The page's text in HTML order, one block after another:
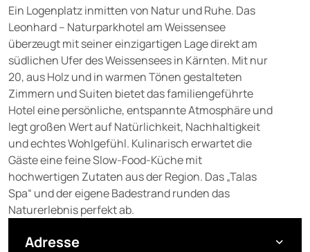
Ein Logenplatz inmitten von Natur und Ruhe. Das
Leonhard – Naturparkhotel am Weissensee
überzeugt mit seiner einzigartigen Lage direkt am
südlichen Ufer des Weissensees in Kärnten. Mit nur
20, aus Holz und in warmen Tönen gestalteten
Zimmern und Suiten bietet das familiengeführte
Hotel eine persönliche, entspannte Atmosphäre und
legt großen Wert auf Natürlichkeit, Nachhaltigkeit
und echtes Wohlgefühl. Kulinarisch erwartet die
Gäste eine feine Slow-Food-Küche mit
hochwertigen Zutaten aus der Region. Das „Talas
Spa“ und der eigene Badestrand runden das
Naturerlebnis perfekt ab.
Adresse